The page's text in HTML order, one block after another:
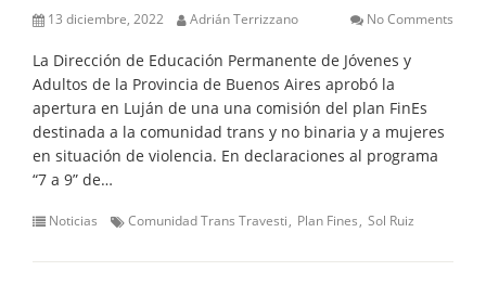
13 diciembre, 2022 Adrián Terrizzano No Comments
La Dirección de Educación Permanente de Jóvenes y
Adultos de la Provincia de Buenos Aires aprobó la
apertura en Luján de una una comisión del plan FinEs
destinada a la comunidad trans y no binaria y a mujeres
en situación de violencia. En declaraciones al programa
“7 a 9” de…
Noticias Comunidad Trans Travesti Plan Fines Sol Ruiz